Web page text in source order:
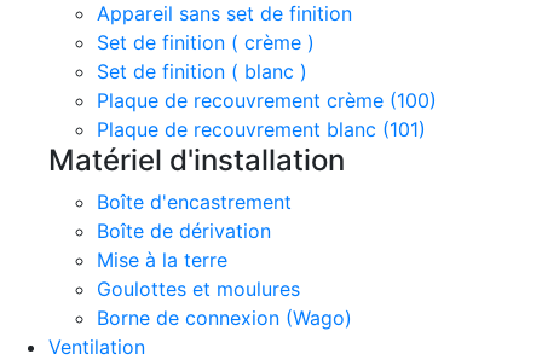
Appareil sans set de finition
Set de finition ( crème )
Set de finition ( blanc )
Plaque de recouvrement crème (100)
Plaque de recouvrement blanc (101)
Matériel d'installation
Boîte d'encastrement
Boîte de dérivation
Mise à la terre
Goulottes et moulures
Borne de connexion (Wago)
Ventilation